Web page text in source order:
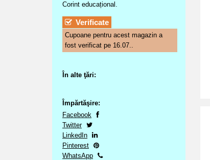
Corint educațional.
Verificate
Cupoane pentru acest magazin a
fost verificat pe 16.07..
În alte ţări:
Împărtăşire:
Facebook
Twitter
LinkedIn
Pinterest
WhatsApp